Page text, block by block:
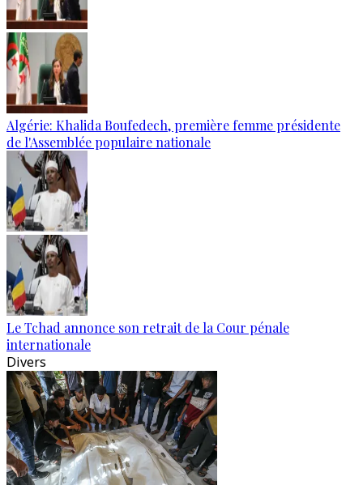
Algérie: Khalida Boufedech, première femme présidente
de l'Assemblée populaire nationale
Le Tchad annonce son retrait de la Cour pénale
internationale
Divers